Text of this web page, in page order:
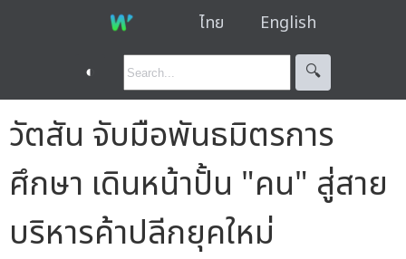
ไทย English
◐ 🔍︎
วัตสัน จับมือพันธมิตรการ
ศึกษา เดินหน้าปั้น "คน" สู่สาย
บริหารค้าปลีกยุคใหม่